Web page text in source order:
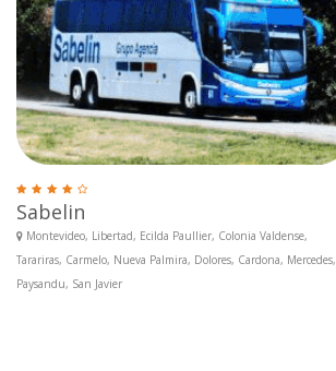
Sabelin
Montevideo, Libertad, Ecilda Paullier, Colonia Valdense,
Tarariras, Carmelo, Nueva Palmira, Dolores, Cardona, Mercedes,
Paysandu, San Javier